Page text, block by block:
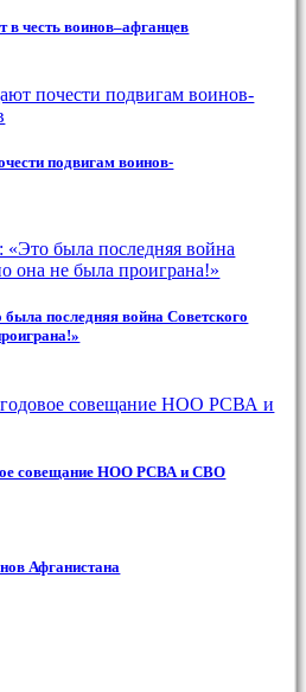
в честь воинов–афганцев
подвигам воинов-
последняя война Советского
совещание НОО РСВА и СВО
Афганистана